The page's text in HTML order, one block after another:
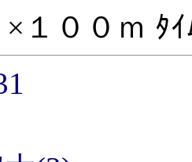
１００ｍ ﾀ